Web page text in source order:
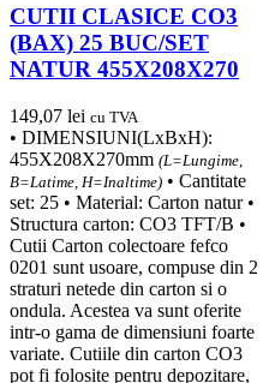
CUTII CLASICE CO3
(BAX) 25 BUC/SET
NATUR 455X208X270
149,07 lei cu TVA
• DIMENSIUNI(LxBxH):
455X208X270mm (L=Lungime,
B=Latime, H=Inaltime) • Cantitate
set: 25 • Material: Carton natur •
Structura carton: CO3 TFT/B •
Cutii Carton colectoare fefco
0201 sunt usoare, compuse din 2
straturi netede din carton si o
ondula. Acestea va sunt oferite
intr-o gama de dimensiuni foarte
variate. Cutiile din carton CO3
pot fi folosite pentru depozitare,